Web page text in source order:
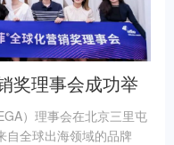
奖理事会成功举
）理事会在北京三里屯
自全球出海领域的品牌